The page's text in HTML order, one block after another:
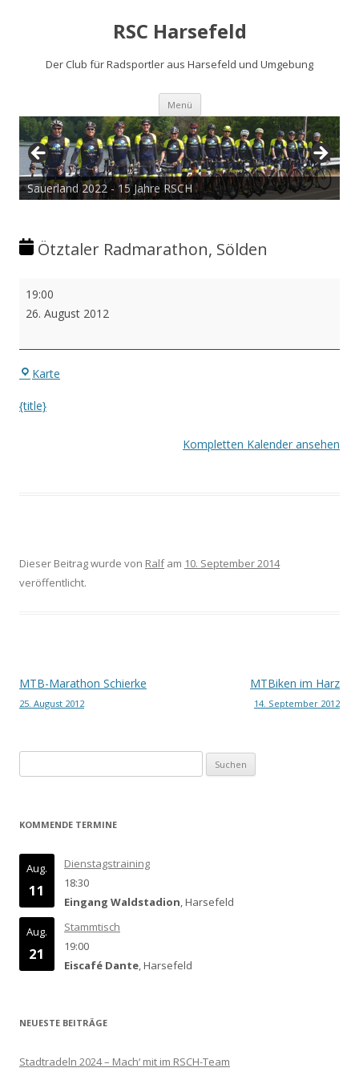
RSC Harsefeld
Der Club für Radsportler aus Harsefeld und Umgebung
Menü Zum
springen
Sauerland 2022 - 15 Jahre RSCH
Ötztaler Radmarathon, Sölden
19:00
26. August 2012
Karte
{title}
Kompletten Kalender ansehen
Dieser Beitrag wurde von Ralfam 10. September 2014
veröffentlicht.
Beitrags-
Navigation
MTB-Marathon Schierke
25. August 2012
MTBiken im Harz
14. September 2012
nach:
KOMMENDE TERMINE
Aug.
11
Dienstagstraining
18:30
Eingang Waldstadion, Harsefeld
Aug.
21
Stammtisch
19:00
Eiscafé Dante, Harsefeld
NEUESTE BEITRÄGE
Stadtradeln 2024 – Mach‘ mit im RSCH-Team